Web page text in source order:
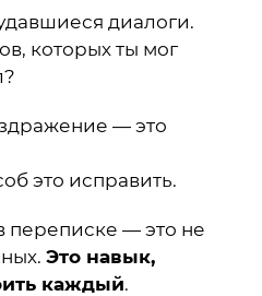
диалоги.
которых ты мог
— это
это исправить.
переписке — это не
Это навык,
каждый.